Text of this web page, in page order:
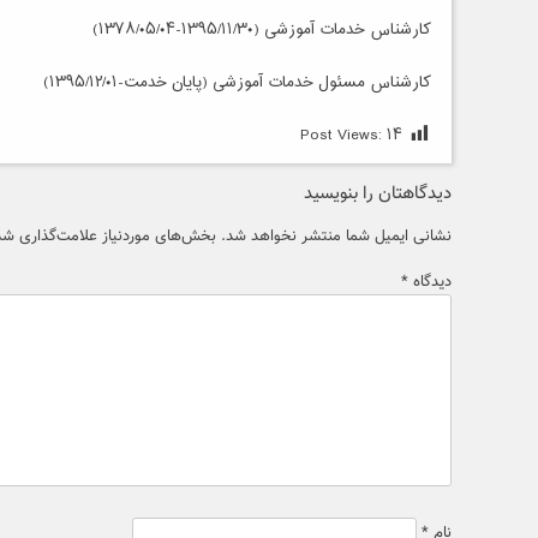
کارشناس خدمات آموزشی (۱۳۹۵/۱۱/۳۰-۱۳۷۸/۰۵/۰۴)
کارشناس مسئول خدمات آموزشی (پایان خدمت-۱۳۹۵/۱۲/۰۱)
Post Views: ۱۴
دیدگاهتان را بنویسید
نشانی ایمیل شما منتشر نخواهد شد. بخش‌های موردنیاز علامت‌گذاری
دیدگاه *